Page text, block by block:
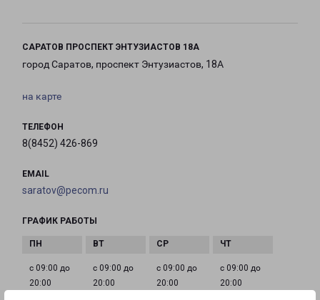
САРАТОВ ПРОСПЕКТ ЭНТУЗИАСТОВ 18А
город Саратов, проспект Энтузиастов, 18А
на карте
ТЕЛЕФОН
8(8452) 426-869
EMAIL
saratov@pecom.ru
ГРАФИК РАБОТЫ
с 09:00 до
20:00
с 09:00 до
20:00
с 09:00 до
20:00
с 09:00 до
20:00